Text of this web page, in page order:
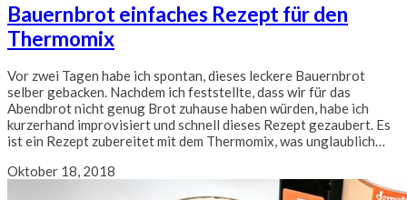
Bauernbrot einfaches Rezept für den
Thermomix
Vor zwei Tagen habe ich spontan, dieses leckere Bauernbrot
selber gebacken. Nachdem ich feststellte, dass wir für das
Abendbrot nicht genug Brot zuhause haben würden, habe ich
kurzerhand improvisiert und schnell dieses Rezept gezaubert. Es
ist ein Rezept zubereitet mit dem Thermomix, was unglaublich…
Oktober 18, 2018